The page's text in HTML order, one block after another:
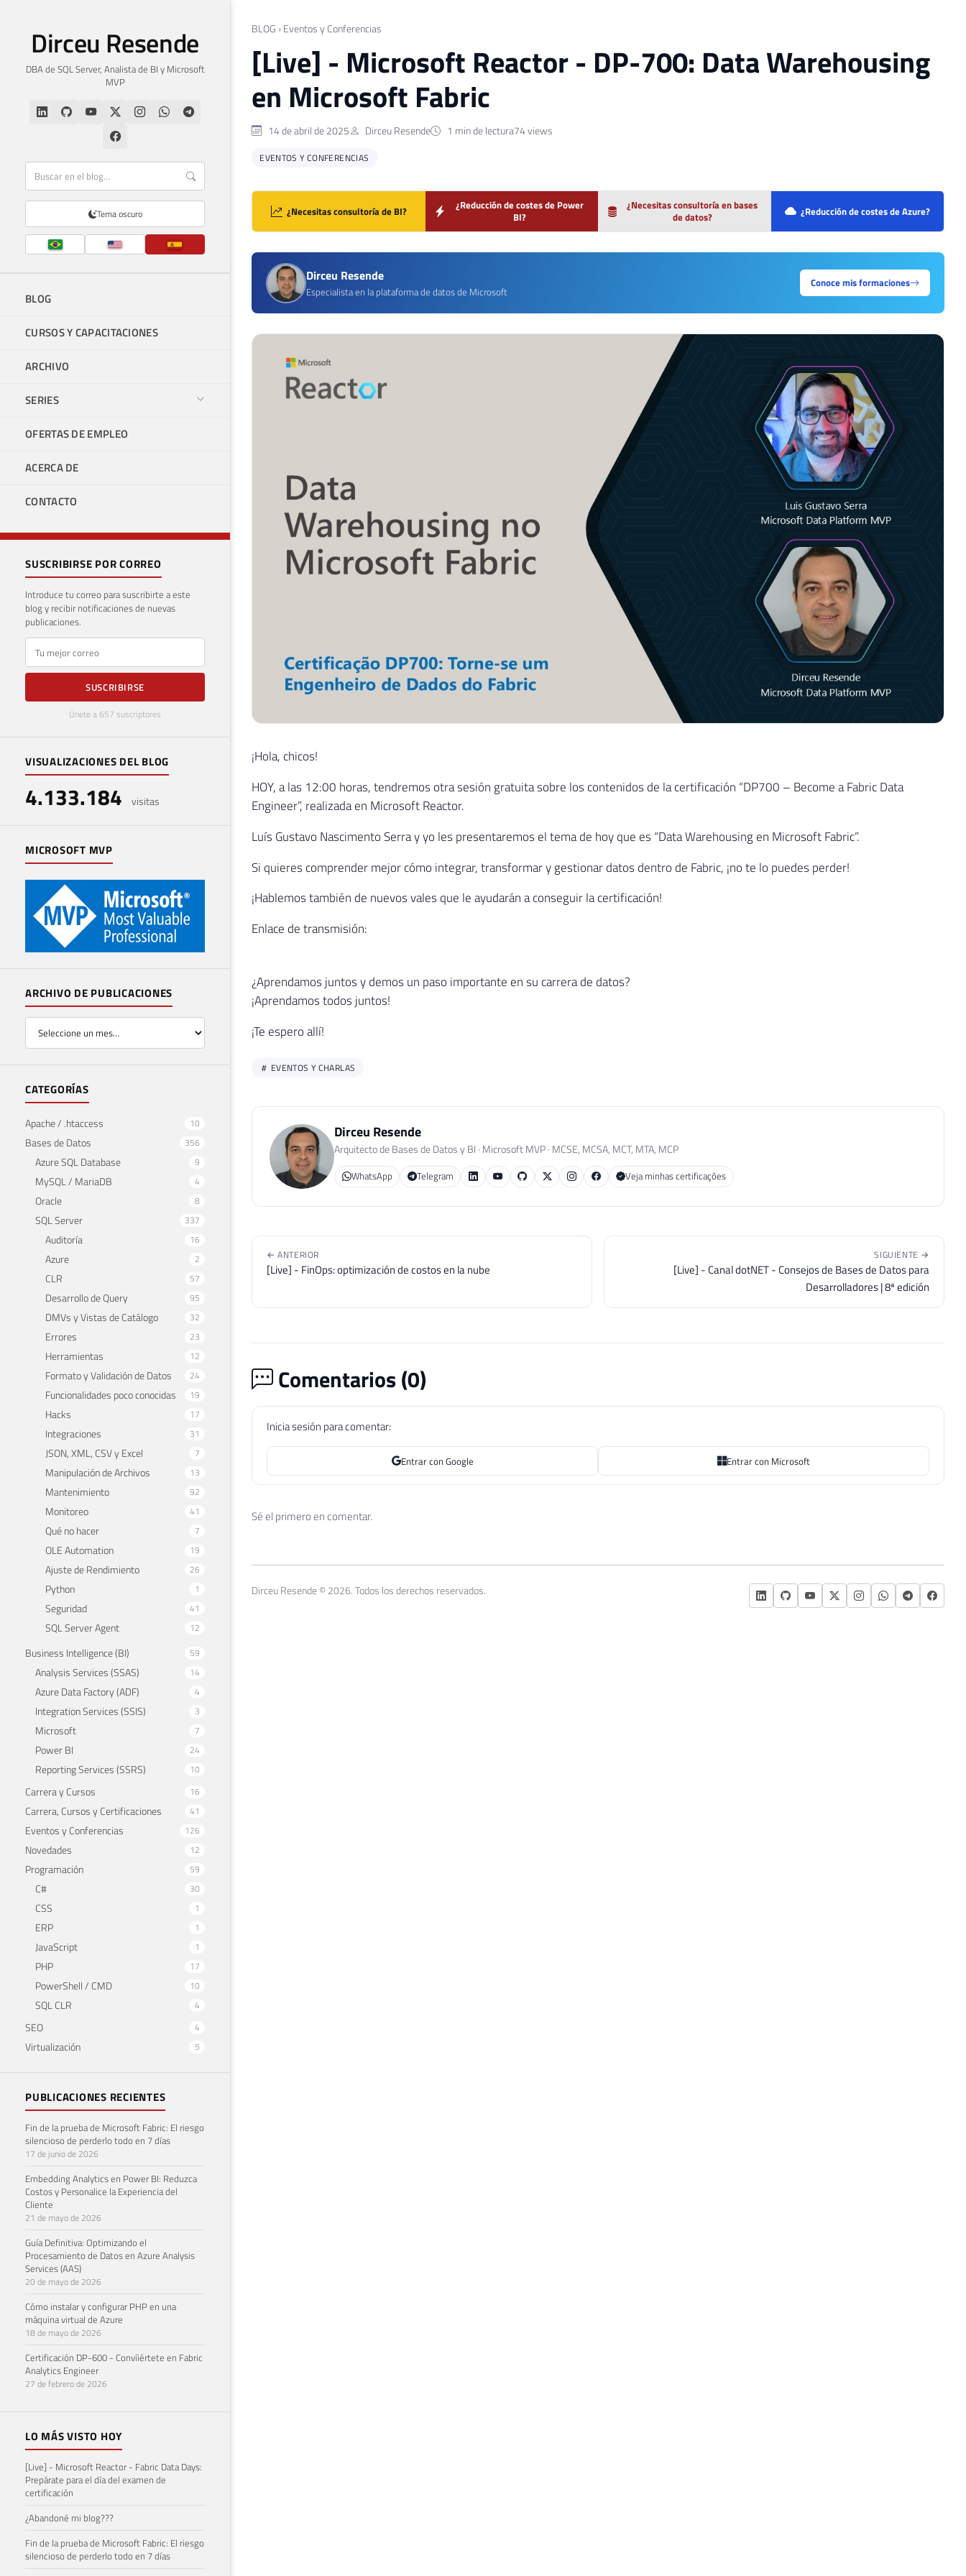
Dirceu Resende
DBA de SQL Server, Analista de BI y Microsoft
MVP
Tema oscuro
BLOG
CURSOS Y CAPACITACIONES
ARCHIVO
SERIES
OFERTAS DE EMPLEO
ACERCA DE
CONTACTO
SUSCRIBIRSE POR CORREO
Introduce tu correo para suscribirte a este
blog y recibir notificaciones de nuevas
publicaciones.
E-mail
SUSCRIBIRSE
Únete a 657 suscriptores
VISUALIZACIONES DEL BLOG
4.133.184 visitas
MICROSOFT MVP
ARCHIVO DE PUBLICACIONES
CATEGORÍAS
Apache / .htaccess 10
Bases de Datos 356
Azure SQL Database 9
MySQL / MariaDB 4
Oracle 8
SQL Server 337
Auditoría 16
Azure 2
CLR 57
Desarrollo de Query 95
DMVs y Vistas de Catálogo 32
Errores 23
Herramientas 12
Formato y Validación de Datos 24
Funcionalidades poco conocidas 19
Hacks 17
Integraciones 31
JSON, XML, CSV y Excel 7
Manipulación de Archivos 13
Mantenimiento 92
Monitoreo 41
Qué no hacer 7
OLE Automation 19
Ajuste de Rendimiento 26
Python 1
Seguridad 41
SQL Server Agent 12
Business Intelligence (BI) 59
Analysis Services (SSAS) 14
Azure Data Factory (ADF) 4
Integration Services (SSIS) 3
Microsoft 7
Power BI 24
Reporting Services (SSRS) 10
Carrera y Cursos 16
Carrera, Cursos y Certificaciones 41
Eventos y Conferencias 126
Novedades 12
Programación 59
C# 30
CSS 1
ERP 1
JavaScript 1
PHP 17
PowerShell / CMD 10
SQL CLR 4
SEO 4
Virtualización 5
PUBLICACIONES RECIENTES
Fin de la prueba de Microsoft Fabric: El riesgo
silencioso de perderlo todo en 7 días
17 de junio de 2026
Embedding Analytics en Power BI: Reduzca
Costos y Personalice la Experiencia del
Cliente
21 de mayo de 2026
Guía Definitiva: Optimizando el
Procesamiento de Datos en Azure Analysis
Services (AAS)
20 de mayo de 2026
Cómo instalar y configurar PHP en una
máquina virtual de Azure
18 de mayo de 2026
Certificación DP-600 - Convíiértete en Fabric
Analytics Engineer
27 de febrero de 2026
LO MÁS VISTO HOY
[Live] - Microsoft Reactor - Fabric Data Days:
Prepárate para el día del examen de
certificación
¿Abandoné mi blog???
Fin de la prueba de Microsoft Fabric: El riesgo
silencioso de perderlo todo en 7 días
BLOG › Eventos y Conferencias
[Live] - Microsoft Reactor - DP-700: Data Warehousing
en Microsoft Fabric
14 de abril de 2025 Dirceu Resende 1 min de lectura74 views
EVENTOS Y CONFERENCIAS
¿Necesitas consultoría de BI?
¿Reducción de costes de Power
BI?
¿Necesitas consultoría en bases
de datos?
¿Reducción de costes de Azure?
Dirceu Resende
Especialista en la plataforma de datos de Microsoft
Conoce mis formaciones
¡Hola, chicos!
HOY, a las 12:00 horas, tendremos otra sesión gratuita sobre los contenidos de la certificación “DP700 – Become a Fabric Data
Engineer”, realizada en Microsoft Reactor.
Luís Gustavo Nascimento Serra y yo les presentaremos el tema de hoy que es “Data Warehousing en Microsoft Fabric”.
Si quieres comprender mejor cómo integrar, transformar y gestionar datos dentro de Fabric, ¡no te lo puedes perder!
¡Hablemos también de nuevos vales que le ayudarán a conseguir la certificación!
Enlace de transmisión:
¿Aprendamos juntos y demos un paso importante en su carrera de datos?
¡Aprendamos todos juntos!
¡Te espero allí!
EVENTOS Y CHARLAS
Dirceu Resende
Arquitecto de Bases de Datos y BI · Microsoft MVP · MCSE, MCSA, MCT, MTA, MCP
WhatsApp Telegram Veja minhas certificações
← ANTERIOR
[Live] - FinOps: optimización de costos en la nube
SIGUIENTE →
[Live] - Canal dotNET - Consejos de Bases de Datos para
Desarrolladores | 8ª edición
Comentarios (0)
Inicia sesión para comentar:
Entrar con Google Entrar con Microsoft
Sé el primero en comentar.
Dirceu Resende © 2026. Todos los derechos reservados.